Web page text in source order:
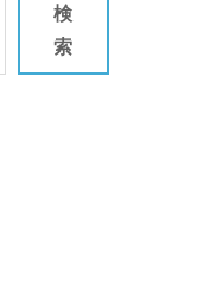
検
索